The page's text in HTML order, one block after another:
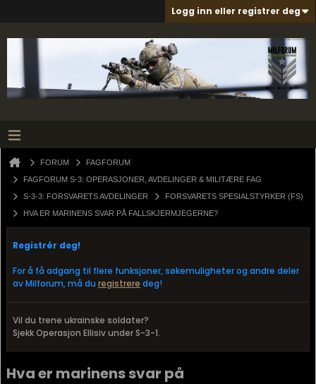
Logg inn eller registrer deg
FORUM
FAGFORUM
FAGFORUM S-3: OPERASJONER, AVDELINGER & MILITÆRE FAG
S-3-3: FORSVARETS AVDELINGER
FORSVARETS SPESIALSTYRKER (FS)
HVA ER MARINENS SVAR PÅ FALLSKJERMJEGERNE?
Registrér deg!
For å få adgang til flere funksjoner, søkemuligheter og andre deler
av Milforum, må du registrere deg!
Vil du trene ukrainske soldater?
Sjekk Operasjon Ellisiv under S-3-1.
Hva er marinens svar på